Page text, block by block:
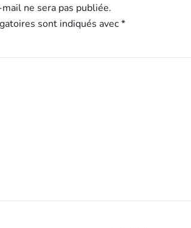
ne sera pas publiée.
sont indiqués avec*